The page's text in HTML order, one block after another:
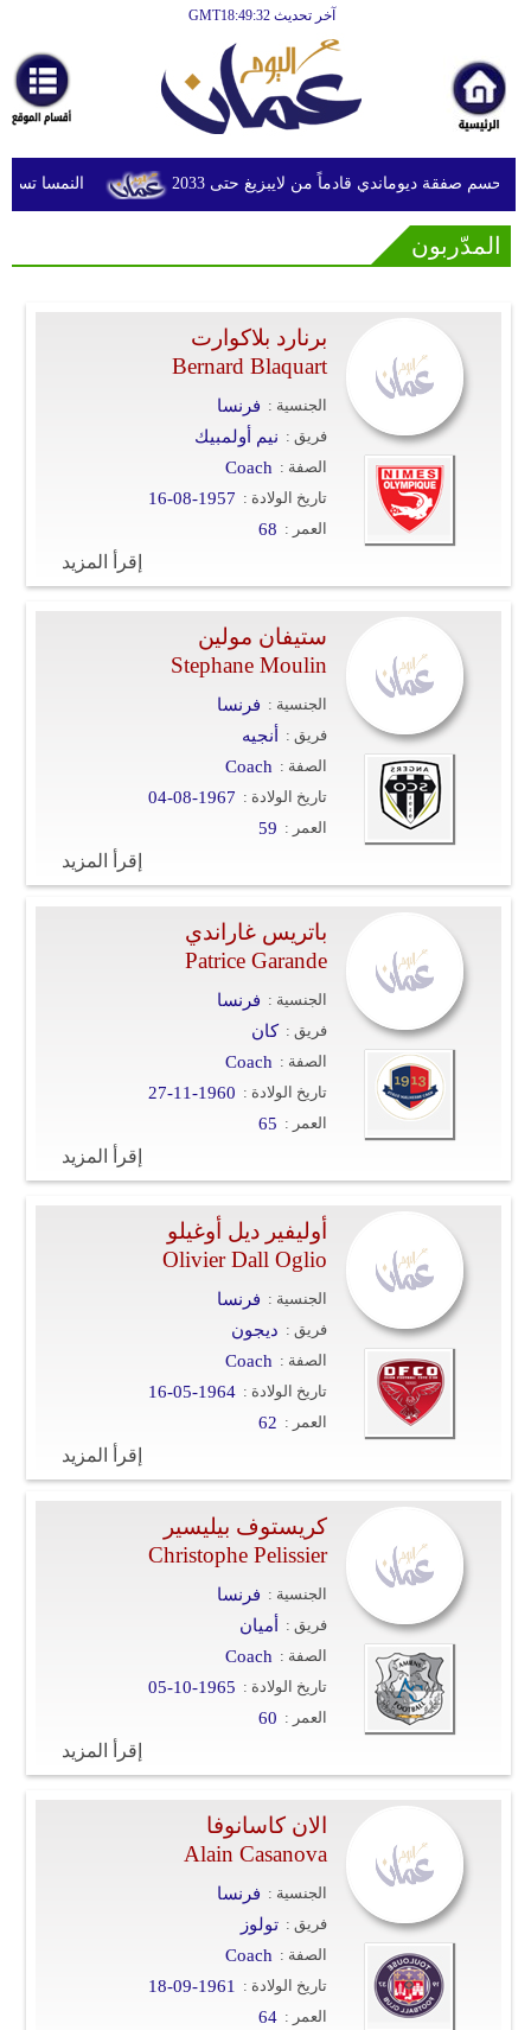
آخر تحديث GMT18:49:32
أخبارعاجلة
رياضة
ثقافة
ديكور
وتكنولوجيا
سيارات
النمسا تسجل يحسم صفقة ديوماندي قادماً من لايبزيغ حتى 2033
المدّربون
برنارد بلاكوارت
Bernard Blaquart
الجنسية : فرنسا
فريق : نيم أولمبيك
الصفة : Coach
تاريخ الولادة : 16-08-1957
العمر : 68
إقرأ المزيد
ستيفان مولين
Stephane Moulin
الجنسية : فرنسا
فريق : أنجيه
الصفة : Coach
تاريخ الولادة : 04-08-1967
العمر : 59
إقرأ المزيد
باتريس غاراندي
Patrice Garande
الجنسية : فرنسا
فريق : كان
الصفة : Coach
تاريخ الولادة : 27-11-1960
العمر : 65
إقرأ المزيد
أوليفير ديل أوغيلو
Olivier Dall Oglio
الجنسية : فرنسا
فريق : ديجون
الصفة : Coach
تاريخ الولادة : 16-05-1964
العمر : 62
إقرأ المزيد
كريستوف بيليسير
Christophe Pelissier
الجنسية : فرنسا
فريق : أميان
الصفة : Coach
تاريخ الولادة : 05-10-1965
العمر : 60
إقرأ المزيد
الان كاسانوفا
Alain Casanova
الجنسية : فرنسا
فريق : تولوز
الصفة : Coach
تاريخ الولادة : 18-09-1961
العمر : 64